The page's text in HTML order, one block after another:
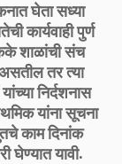
घेता सध्या
कार्यवाही पुर्ण
शाळांची संच
असतील तर त्या
निर्दशनास
यांना सूचना
काम दिनांक
घेण्यात यावी.